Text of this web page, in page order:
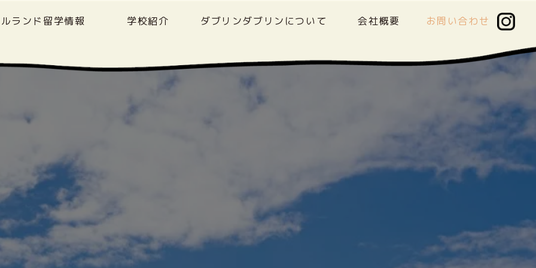
ランド留学情報 学校紹介 ダブリンダブリンについて 会社概要 お問い合わせ